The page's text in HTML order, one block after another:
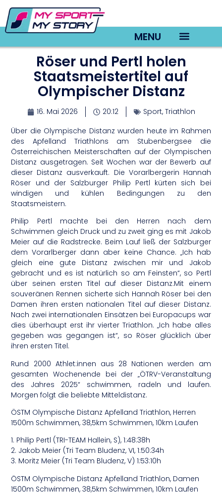
MENU
Röser und Pertl holen
Staatsmeistertitel auf
Olympischer Distanz
16. Mai 2026 20:12 Sport, Triathlon
Über die Olympische Distanz wurden heute im Rahmen
des Apfelland Triathlons am Stubenbergsee die
Österreichischen Meisterschaften auf der Olympischen
Distanz ausgetragen. Seit Wochen war der Bewerb auf
dieser Distanz ausverkauft. Die Vorarlbergerin Hannah
Röser und der Salzburger Philip Pertl kürten sich bei
windigen und kühlen Bedingungen zu den
Staatsmeistern.
Philip Pertl machte bei den Herren nach dem
Schwimmen gleich Druck und zu zweit ging es mit Jakob
Meier auf die Radstrecke. Beim Lauf ließ der Salzburger
dem Vorarlberger dann aber keine Chance. „Ich hab
gleich eine gute Distanz zwischen mir und Jakob
gebracht und es ist natürlich so am Feinsten“, so Pertl
über seinen ersten Titel auf dieser Distanz.Mit einem
souveränen Rennen sicherte sich Hannah Röser bei den
Damen ihren ersten nationalen Titel auf dieser Distanz.
Nach zwei internationalen Einsätzen bei Europacups war
dies überhaupt erst ihr vierter Triathlon. „Ich habe alles
gegeben was gegangen ist“, so Röser glücklich über
ihren ersten Titel.
Rund 2000 Athlet:innen aus 28 Nationen werden am
gesamten Wochenende bei der „ÖTRV-Veranstaltung
des Jahres 2025“ schwimmen, radeln und laufen.
Morgen folgt die beliebte Mitteldistanz.
ÖSTM Olympische Distanz Apfelland Triathlon, Herren
1500m Schwimmen, 38,5km Schwimmen, 10km Laufen
1. Philip Pertl (TRI-TEAM Hallein, S), 1:48:38h
2. Jakob Meier (Tri Team Bludenz, VI, 1:50:34h
3. Moritz Meier (Tri Team Bludenz, V) 1:53:10h
ÖSTM Olympische Distanz Apfelland Triathlon, Damen
1500m Schwimmen, 38,5km Schwimmen, 10km Laufen